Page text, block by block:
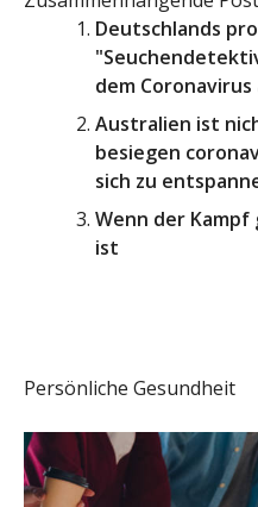
Deutschlands
dem
Australien ist
besiegen
sich zu
Wenn der Kampf
ist
Persönliche Gesundheit